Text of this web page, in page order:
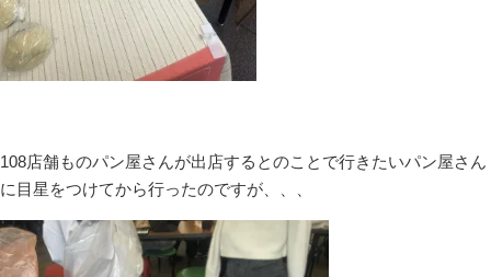
108店舗ものパン屋さんが出店するとのことで行きたいパン屋さん
に目星をつけてから行ったのですが、、、